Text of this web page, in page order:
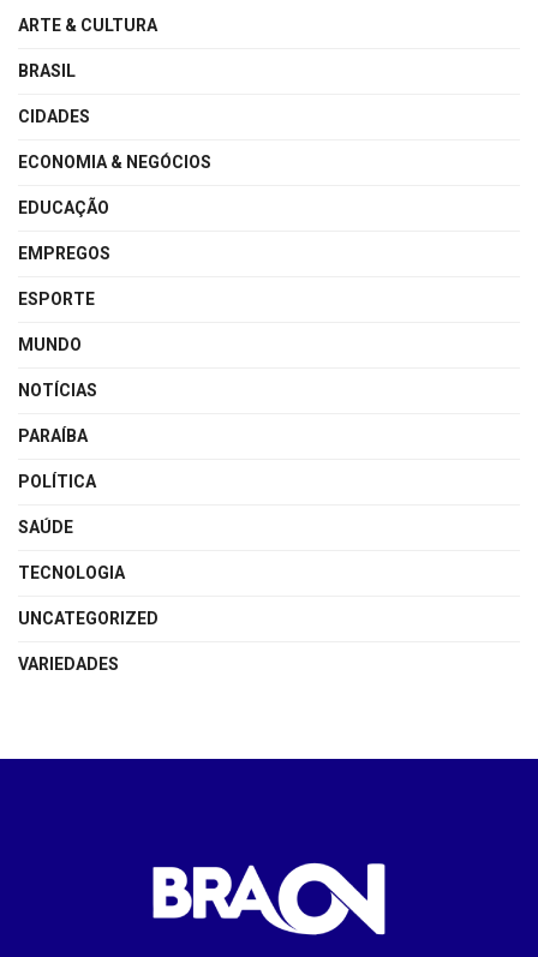
ARTE & CULTURA
BRASIL
CIDADES
ECONOMIA & NEGÓCIOS
EDUCAÇÃO
EMPREGOS
ESPORTE
MUNDO
NOTÍCIAS
PARAÍBA
POLÍTICA
SAÚDE
TECNOLOGIA
UNCATEGORIZED
VARIEDADES